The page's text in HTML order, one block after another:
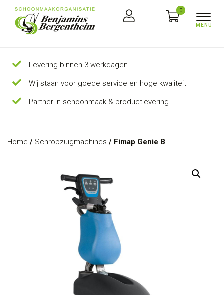
0
Levering binnen 3 werkdagen
Wij staan voor goede service en hoge kwaliteit
Partner in schoonmaak & productlevering
Home / Schrobzuigmachines / Fimap Genie B